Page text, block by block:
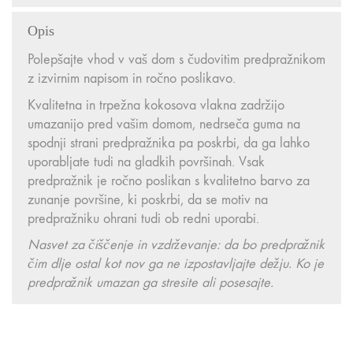
Opis
Polepšajte vhod v vaš dom s čudovitim predpražnikom
z izvirnim napisom in ročno poslikavo.
Kvalitetna in trpežna kokosova vlakna zadržijo
umazanijo pred vašim domom, nedrseča guma na
spodnji strani predpražnika pa poskrbi, da ga lahko
uporabljate tudi na gladkih površinah. Vsak
predpražnik je ročno poslikan s kvalitetno barvo za
zunanje površine, ki poskrbi, da se motiv na
predpražniku ohrani tudi ob redni uporabi.
Nasvet za čiščenje in vzdrževanje: da bo predpražnik
čim dlje ostal kot nov ga ne izpostavljajte dežju. Ko je
predpražnik umazan ga stresite ali posesajte.